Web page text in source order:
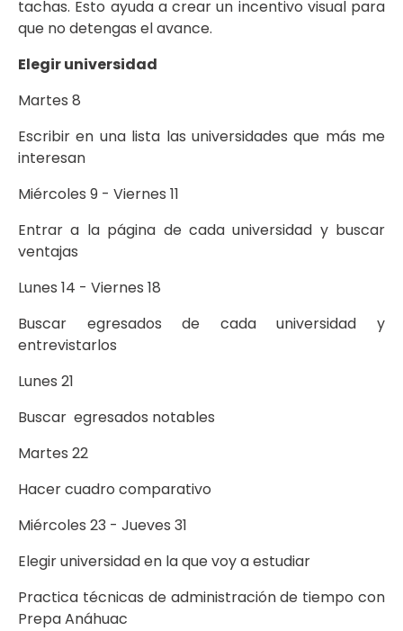
tachas. Esto ayuda a crear un incentivo visual para
que no detengas el avance.
Elegir universidad
Martes 8
Escribir en una lista las universidades que más me
interesan
Miércoles 9 - Viernes 11
Entrar a la página de cada universidad y buscar
ventajas
Lunes 14 - Viernes 18
Buscar egresados de cada universidad y
entrevistarlos
Lunes 21
Buscar egresados notables
Martes 22
Hacer cuadro comparativo
Miércoles 23 - Jueves 31
Elegir universidad en la que voy a estudiar
Practica técnicas de administración de tiempo con
Prepa Anáhuac